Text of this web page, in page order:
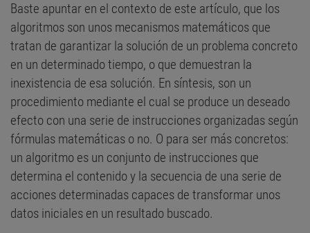
Baste apuntar en el contexto de este artículo, que los
algoritmos son unos mecanismos matemáticos que
tratan de garantizar la solución de un problema concreto
en un determinado tiempo, o que demuestran la
inexistencia de esa solución. En síntesis, son un
procedimiento mediante el cual se produce un deseado
efecto con una serie de instrucciones organizadas según
fórmulas matemáticas o no. O para ser más concretos:
un algoritmo es un conjunto de instrucciones que
determina el contenido y la secuencia de una serie de
acciones determinadas capaces de transformar unos
datos iniciales en un resultado buscado.